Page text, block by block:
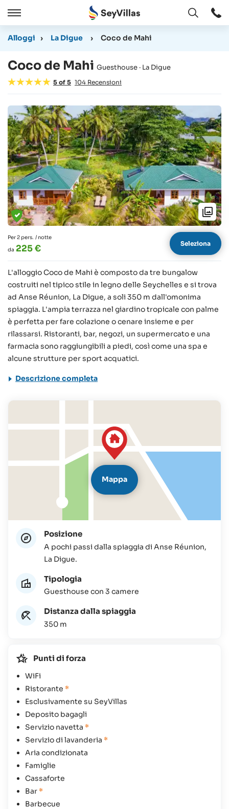
Chiudere
Aperto
Alloggi › La Digue › Coco de Mahi
Coco de Mahi Guesthouse · La Digue
5 of 5 104 Recensioni
Per 2 pers. / notte
da 225 € Seleziona
L'alloggio Coco de Mahi è composto da tre bungalow
costruiti nel tipico stile in legno delle Seychelles e si trova
ad Anse Réunion, La Digue, a soli 350 m dall'omonima
spiaggia. L'ampia terrazza nel giardino tropicale con palme
è perfetta per fare colazione o cenare insieme e per
rilassarsi. Ristoranti, bar, negozi, un supermercato e una
farmacia sono raggiungibili a piedi, così come una spa e
alcune strutture per sport acquatici.
Descrizione completa
Mappa
Posizione
A pochi passi dalla spiaggia di Anse Réunion,
La Digue.
Tipologia
Guesthouse con 3 camere
Distanza dalla spiaggia
350 m
Punti di forza
WiFi
Ristorante *
Esclusivamente su SeyVillas
Deposito bagagli
Servizio navetta *
Servizio di lavanderia *
Aria condizionata
Famiglie
Cassaforte
Bar*
Barbecue